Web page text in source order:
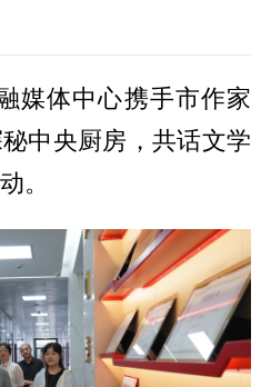
媒体中心携手市作家
中央厨房，共话文学
。